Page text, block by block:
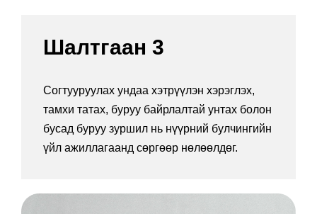
Шалтгаан 3
Согтууруулах ундаа хэтрүүлэн хэрэглэх,
тамхи татах, буруу байрлалтай унтах болон
бусад буруу зуршил нь нүүрний булчингийн
үйл ажиллагаанд сөргөөр нөлөөлдөг.